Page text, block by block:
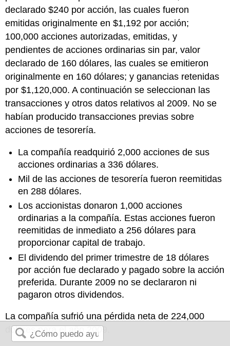
declarado $240 por acción, las cuales fueron
emitidas originalmente en $1,192 por acción;
100,000 acciones autorizadas, emitidas, y
pendientes de acciones ordinarias sin par, valor
declarado de 160 dólares, las cuales se emitieron
originalmente en 160 dólares; y ganancias retenidas
por $1,120,000. A continuación se seleccionan las
transacciones y otros datos relativos al 2009. No se
habían producido transacciones previas sobre
acciones de tesorería.
La compañía readquirió 2,000 acciones de sus
acciones ordinarias a 336 dólares.
Mil de las acciones de tesorería fueron reemitidas
en 288 dólares.
Los accionistas donaron 1,000 acciones
ordinarias a la compañía. Estas acciones fueron
reemitidas de inmediato a 256 dólares para
proporcionar capital de trabajo.
El dividendo del primer trimestre de 18 dólares
por acción fue declarado y pagado sobre la acción
preferida. Durante 2009 no se declararon ni
pagaron otros dividendos.
La compañía sufrió una pérdida neta de 224,000
dólares para el año 2009.